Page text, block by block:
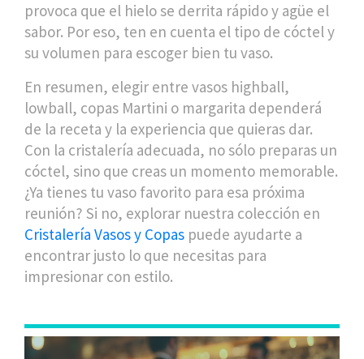
provoca que el hielo se derrita rápido y agüe el
sabor. Por eso, ten en cuenta el tipo de cóctel y
su volumen para escoger bien tu vaso.
En resumen, elegir entre vasos highball,
lowball, copas Martini o margarita dependerá
de la receta y la experiencia que quieras dar.
Con la cristalería adecuada, no sólo preparas un
cóctel, sino que creas un momento memorable.
¿Ya tienes tu vaso favorito para esa próxima
reunión? Si no, explorar nuestra colección en
Cristalería Vasos y Copas puede ayudarte a
encontrar justo lo que necesitas para
impresionar con estilo.